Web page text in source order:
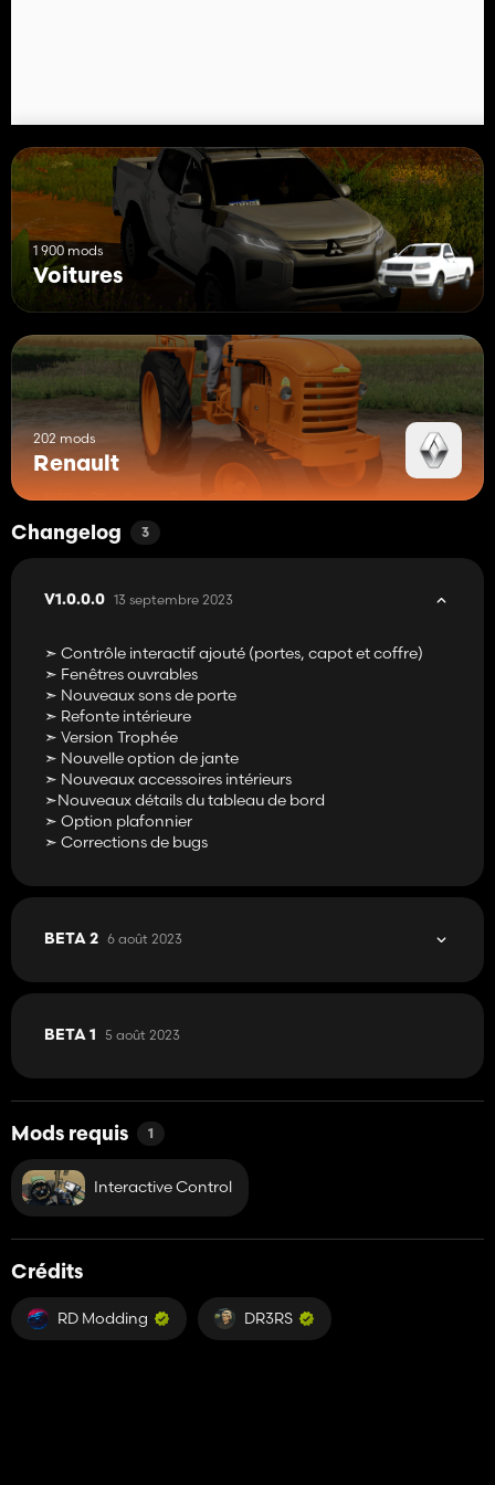
1 900 mods
Voitures
202 mods
Renault
Changelog 3
V1.0.0.0 13 septembre 2023
➣ Contrôle interactif ajouté (portes, capot et coffre)
➣ Fenêtres ouvrables
➣ Nouveaux sons de porte
➣ Refonte intérieure
➣ Version Trophée
➣ Nouvelle option de jante
➣ Nouveaux accessoires intérieurs
➣Nouveaux détails du tableau de bord
➣ Option plafonnier
➣ Corrections de bugs
BETA 2 6 août 2023
BETA 1 5 août 2023
Mods requis 1
Interactive Control
Crédits
RD Modding DR3RS